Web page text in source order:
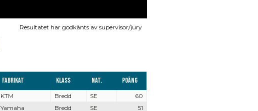
Resultatet har godkänts av supervisor/jury
Fabrikat Klass Nat. Poäng
KTM Bredd SE
60
Yamaha Bredd SE
51